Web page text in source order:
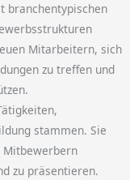
branchentypischen
Mitarbeitern, sich
zu treffen und
stammen. Sie
Mitbewerbern
zu präsentieren.